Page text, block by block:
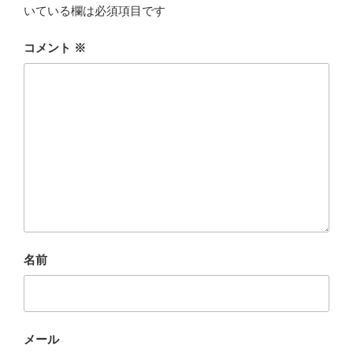
いている欄は必須項目です
コメント ※
名前
メール